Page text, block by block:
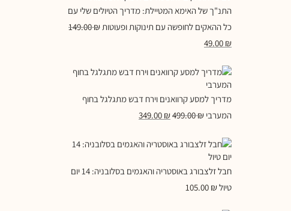
התנ"ך של האימא המטיילת: מדריך הטיולים שלי עם
כל ההאקים לחופשה עם תינוקות ופעוטות
149.00₪
49.00 ₪
מדריך למסע קרוואנים וירח דבש מתגלגל בחוף
המערבי
499.00₪
349.00 ₪
חבל זלצבורג באוסטריה והאגמים בסלובניה: 14 יום
טיול
105.00 ₪